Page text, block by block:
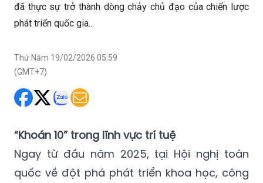
đã thực sự trở thành dòng chảy chủ đạo của chiến lược
phát triển quốc gia...
Thứ Năm 19/02/2026 05:59
(GMT+7)
“Khoán 10” trong lĩnh vực trí tuệ
Ngay từ đầu năm 2025, tại Hội nghị toàn
quốc về đột phá phát triển khoa học, công